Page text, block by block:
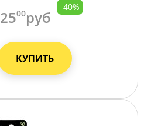
2500руб
-40%
КУПИТЬ